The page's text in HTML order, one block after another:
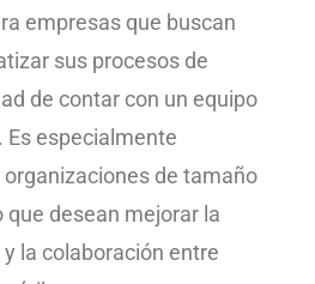
empresas que buscan
sus procesos de
de contar con un equipo
Es especialmente
de tamaño
desean mejorar la
la colaboración entre